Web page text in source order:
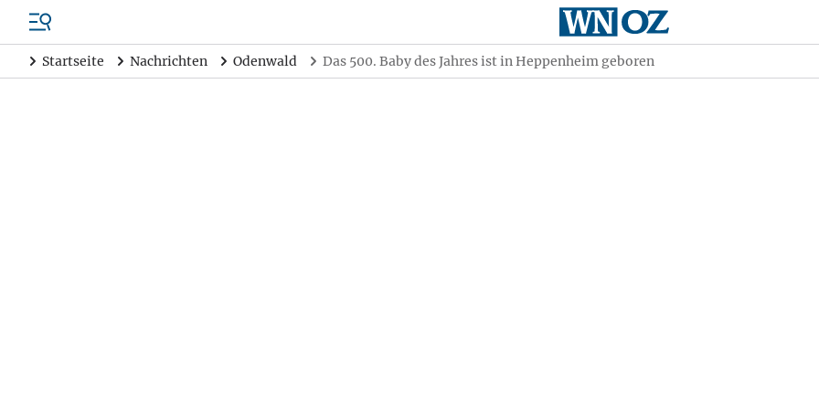
Startseite Nachrichten Odenwald Das 500. Baby des Jahres ist in Heppenheim geboren